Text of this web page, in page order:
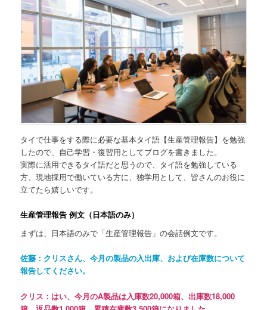
タイで仕事をする際に必要な基本タイ語【生産管理報告】を勉強
したので、自己学習・復習用としてブログを書きました。
実際に活用できるタイ語だと思うので、タイ語を勉強している
方、現地採用で働いている方に、独学用として、皆さんのお役に
立てたら嬉しいです。
生産管理報告 例文（日本語のみ）
まずは、日本語のみで「生産管理報告」の会話例文です。
佐藤：クリスさん、今月の製品の入出庫、および在庫数について
報告してください。
クリス：はい、今月のA製品は入庫数20,000箱、出庫数18,000